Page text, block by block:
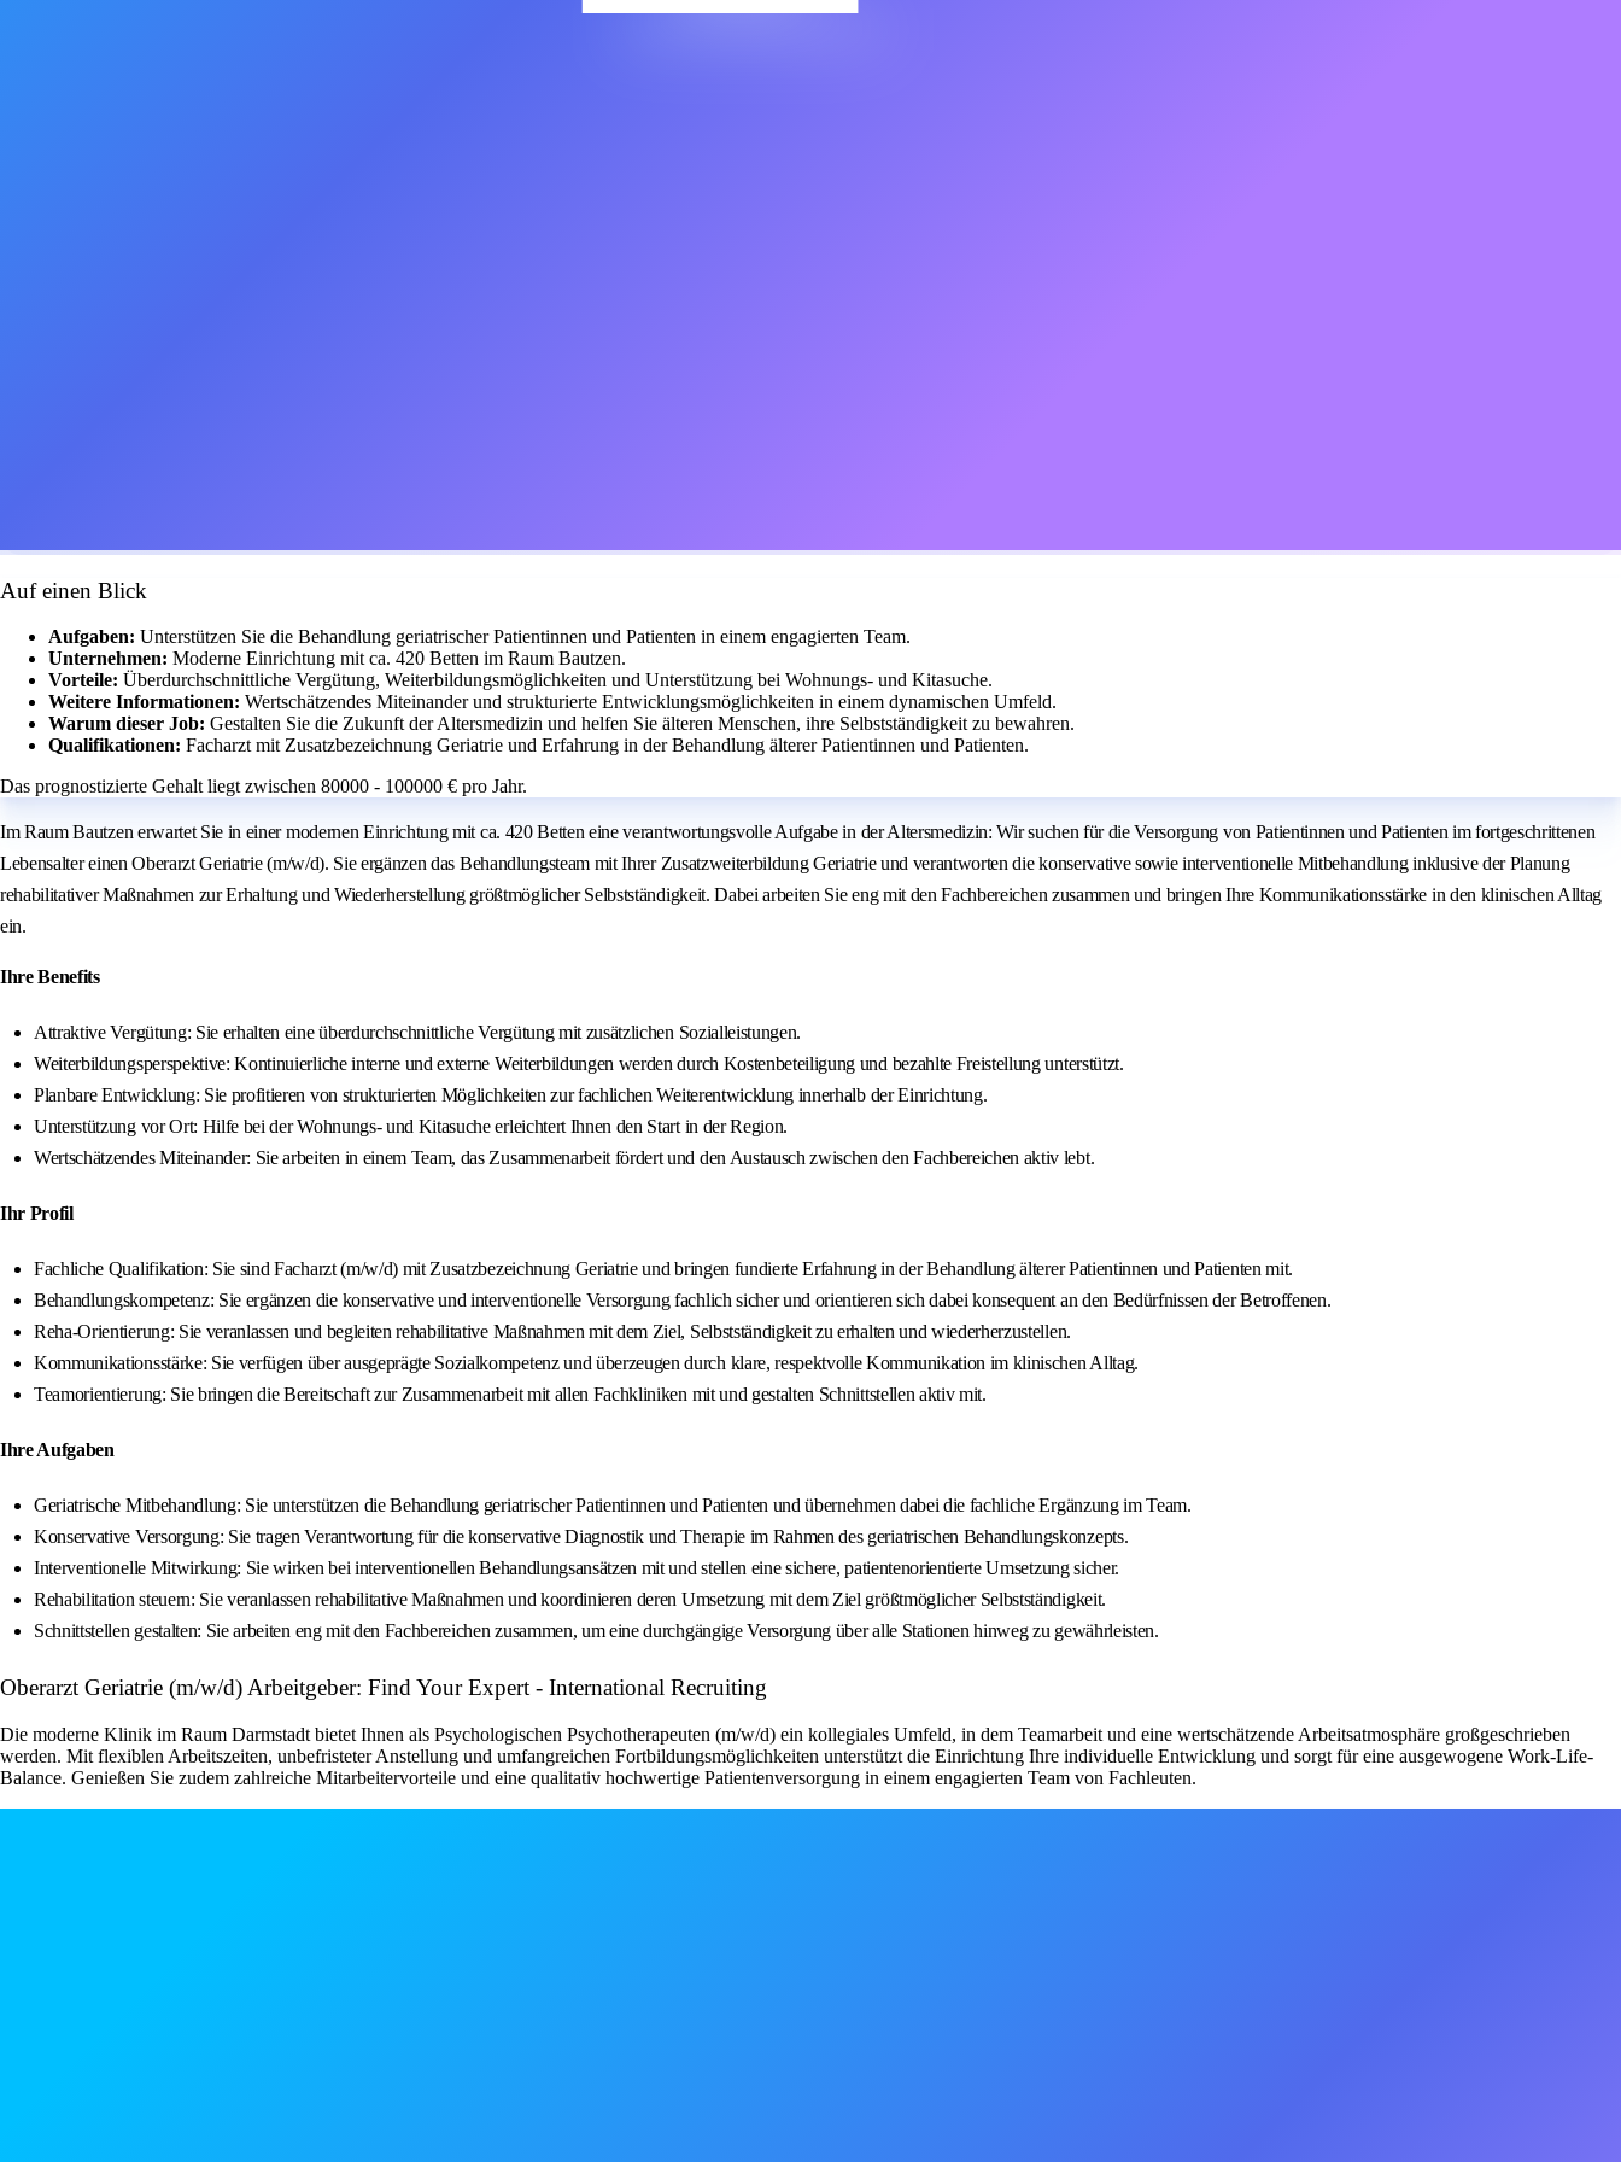
Auf einen Blick
Aufgaben: Unterstützen Sie die Behandlung geriatrischer Patientinnen und Patienten in einem engagierten Team.
Unternehmen: Moderne Einrichtung mit ca. 420 Betten im Raum Bautzen.
Vorteile: Überdurchschnittliche Vergütung, Weiterbildungsmöglichkeiten und Unterstützung bei Wohnungs- und Kitasuche.
Weitere Informationen: Wertschätzendes Miteinander und strukturierte Entwicklungsmöglichkeiten in einem dynamischen Umfeld.
Warum dieser Job: Gestalten Sie die Zukunft der Altersmedizin und helfen Sie älteren Menschen, ihre Selbstständigkeit zu bewahren.
Qualifikationen: Facharzt mit Zusatzbezeichnung Geriatrie und Erfahrung in der Behandlung älterer Patientinnen und Patienten.
Das prognostizierte Gehalt liegt zwischen 80000 - 100000 € pro Jahr.
Im Raum Bautzen erwartet Sie in einer modernen Einrichtung mit ca. 420 Betten eine verantwortungsvolle Aufgabe in der Altersmedizin: Wir suchen für die Versorgung von Patientinnen und Patienten im fortgeschrittenen
Lebensalter einen Oberarzt Geriatrie (m/w/d). Sie ergänzen das Behandlungsteam mit Ihrer Zusatzweiterbildung Geriatrie und verantworten die konservative sowie interventionelle Mitbehandlung inklusive der Planung
rehabilitativer Maßnahmen zur Erhaltung und Wiederherstellung größtmöglicher Selbstständigkeit. Dabei arbeiten Sie eng mit den Fachbereichen zusammen und bringen Ihre Kommunikationsstärke in den klinischen Alltag
ein.
Ihre Benefits
Attraktive Vergütung: Sie erhalten eine überdurchschnittliche Vergütung mit zusätzlichen Sozialleistungen.
Weiterbildungsperspektive: Kontinuierliche interne und externe Weiterbildungen werden durch Kostenbeteiligung und bezahlte Freistellung unterstützt.
Planbare Entwicklung: Sie profitieren von strukturierten Möglichkeiten zur fachlichen Weiterentwicklung innerhalb der Einrichtung.
Unterstützung vor Ort: Hilfe bei der Wohnungs- und Kitasuche erleichtert Ihnen den Start in der Region.
Wertschätzendes Miteinander: Sie arbeiten in einem Team, das Zusammenarbeit fördert und den Austausch zwischen den Fachbereichen aktiv lebt.
Ihr Profil
Fachliche Qualifikation: Sie sind Facharzt (m/w/d) mit Zusatzbezeichnung Geriatrie und bringen fundierte Erfahrung in der Behandlung älterer Patientinnen und Patienten mit.
Behandlungskompetenz: Sie ergänzen die konservative und interventionelle Versorgung fachlich sicher und orientieren sich dabei konsequent an den Bedürfnissen der Betroffenen.
Reha-Orientierung: Sie veranlassen und begleiten rehabilitative Maßnahmen mit dem Ziel, Selbstständigkeit zu erhalten und wiederherzustellen.
Kommunikationsstärke: Sie verfügen über ausgeprägte Sozialkompetenz und überzeugen durch klare, respektvolle Kommunikation im klinischen Alltag.
Teamorientierung: Sie bringen die Bereitschaft zur Zusammenarbeit mit allen Fachkliniken mit und gestalten Schnittstellen aktiv mit.
Ihre Aufgaben
Geriatrische Mitbehandlung: Sie unterstützen die Behandlung geriatrischer Patientinnen und Patienten und übernehmen dabei die fachliche Ergänzung im Team.
Konservative Versorgung: Sie tragen Verantwortung für die konservative Diagnostik und Therapie im Rahmen des geriatrischen Behandlungskonzepts.
Interventionelle Mitwirkung: Sie wirken bei interventionellen Behandlungsansätzen mit und stellen eine sichere, patientenorientierte Umsetzung sicher.
Rehabilitation steuern: Sie veranlassen rehabilitative Maßnahmen und koordinieren deren Umsetzung mit dem Ziel größtmöglicher Selbstständigkeit.
Schnittstellen gestalten: Sie arbeiten eng mit den Fachbereichen zusammen, um eine durchgängige Versorgung über alle Stationen hinweg zu gewährleisten.
Oberarzt Geriatrie (m/w/d) Arbeitgeber: Find Your Expert - International Recruiting
Die moderne Klinik im Raum Darmstadt bietet Ihnen als Psychologischen Psychotherapeuten (m/w/d) ein kollegiales Umfeld, in dem Teamarbeit und eine wertschätzende Arbeitsatmosphäre großgeschrieben
werden. Mit flexiblen Arbeitszeiten, unbefristeter Anstellung und umfangreichen Fortbildungsmöglichkeiten unterstützt die Einrichtung Ihre individuelle Entwicklung und sorgt für eine ausgewogene Work-Life-
Balance. Genießen Sie zudem zahlreiche Mitarbeitervorteile und eine qualitativ hochwertige Patientenversorgung in einem engagierten Team von Fachleuten.